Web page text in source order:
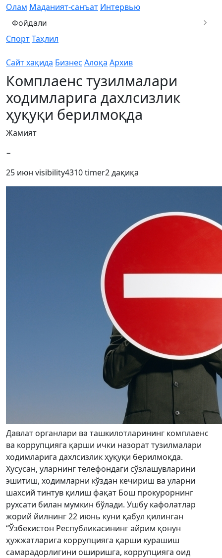
Олам Маданият-санъат Интервью
Фойдали
СпортТаҳлил
Сайт хақида Бизнес Алоқа Архив
Комплаенс тузилмалари
ходимларига дахлсизлик
ҳуқуқи берилмоқда
Жамият
−
25 июн visibility4310timer2 дақиқа
Давлат органлари ва ташкилотларининг комплаенс
ва коррупцияга қарши ички назорат тузилмалари
ходимларига дахлсизлик ҳуқуқи берилмоқда.
Хусусан, уларнинг телефондаги сўзлашувларини
эшитиш, ходимларни кўздан кечириш ва уларни
шахсий тинтув қилиш фақат Бош прокурорнинг
рухсати билан мумкин бўлади. Ушбу кафолатлар
жорий йилнинг 22 июнь куни қабул қилинган
“Ўзбекистон Республикасининг айрим қонун
ҳужжатларига коррупцияга қарши курашиш
самарадорлигини оширишга, коррупцияга оид